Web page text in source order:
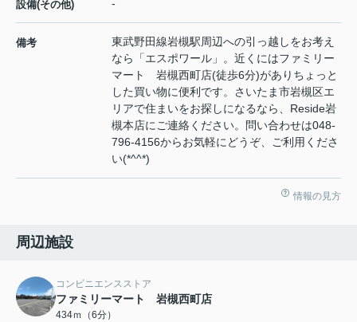
設備(その他) -
備考
東武野田線岩槻駅周辺への引っ越しをお考え
なら「エスポワール」。近くにはファミリー
マート 岩槻西町店(徒歩6分)がありちょっと
した買い物に便利です。さいたま市岩槻区エ
リアで住まいをお探しになるなら、Reside岩
槻本店にご連絡ください。問い合わせは048-
796-4156からお気軽にどうぞ、ご利用くださ
い(*^^*)
情報の見方
周辺施設
コンビニエンスストア
ファミリーマート 岩槻西町店
434ｍ（6分）